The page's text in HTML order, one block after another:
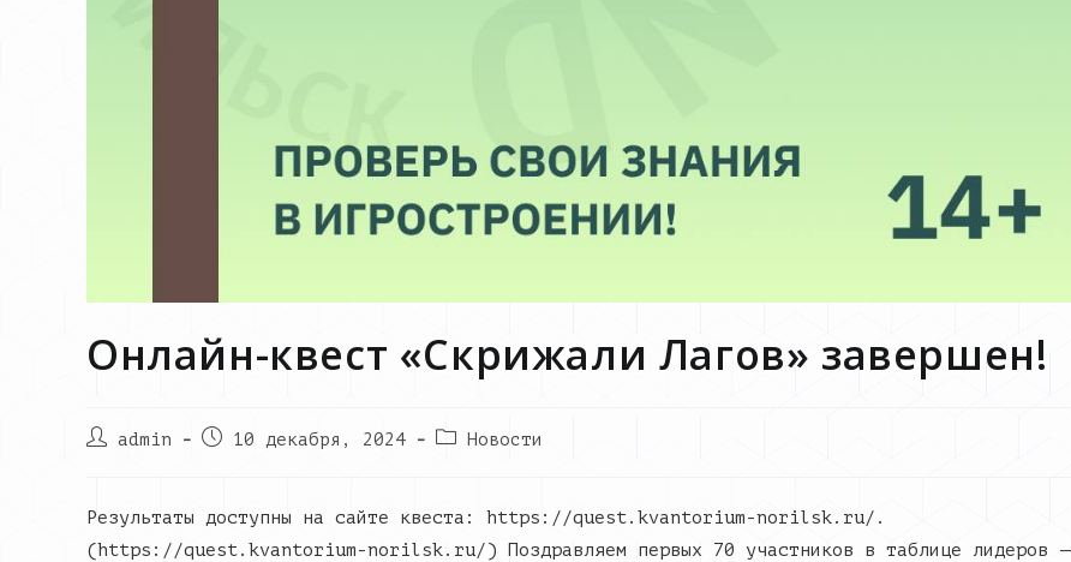
Онлайн-квест «Скрижали Лагов» завершен!
Postadmin
Запись10 декабря, 2024
PostНовости
Результаты доступны на сайте квеста: https://quest.kvantorium-norilsk.ru/.
(https://quest.kvantorium-norilsk.ru/) Поздравляем первых 70 участников в таблице лидеров —